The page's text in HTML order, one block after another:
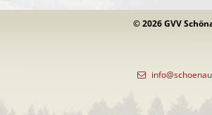
© 2026 GVV